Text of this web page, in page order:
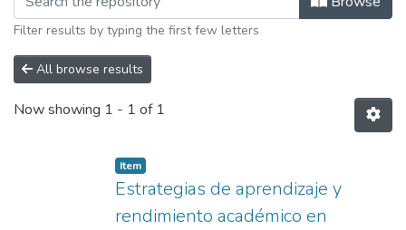
Filter results by typing the first few letters
All browse results
Now showing 1 - 1 of 1
Item
Estrategias de aprendizaje y
rendimiento académico en